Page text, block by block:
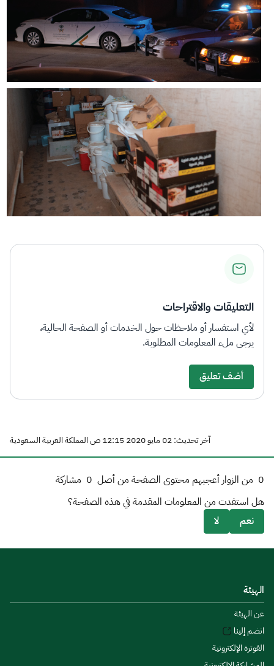
التعليقات والاقتراحات
لأي استفسار أو ملاحظات حول الخدمات أو الصفحة الحالية،
يرجى ملء المعلومات المطلوبة.
أضف تعليق
آخر تحديث: 02 مايو 2020 12:15 ص المملكة العربية السعودية
0 من الزوار أعجبهم محتوى الصفحة من أصل 0 مشاركة
هل استفدت من المعلومات المقدمة في هذه الصفحة؟
نعم
لا
الهيئة
عن الهيئة
انضم إلينا
الفوترة الإلكترونية